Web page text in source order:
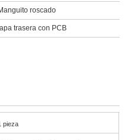
roscado
trasera con PCB
pieza